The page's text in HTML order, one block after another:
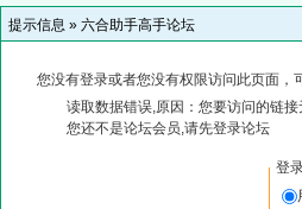
提示信息 » 六合助手高手论坛
您没有登录或者您没有权限访问此页面，
读取数据错误,原因：您要访问的链
您还不是论坛会员,请先登录论坛
登